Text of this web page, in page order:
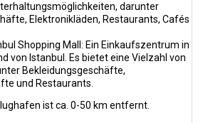
darunter
Elektronikläden, Restaurants, Cafés
Shopping Mall: Ein Einkaufszentrum in
von Istanbul. Es bietet eine Vielzahl von
Bekleidungsgeschäfte,
und Restaurants.
ist ca. 0-50 km entfernt.